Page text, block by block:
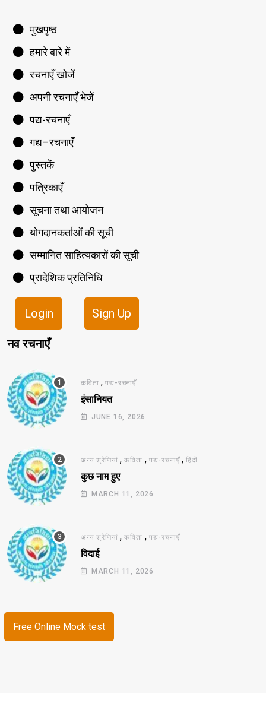
मुखपृष्ठ
हमारे बारे में
रचनाएँ खोजें
अपनी रचनाएँ भेजें
पद्य-रचनाएँ
गद्य–रचनाएँ
पुस्तकें
पत्रिकाएँ
सूचना तथा आयोजन
योगदानकर्ताओं की सूची
सम्मानित साहित्यकारों की सूची
प्रादेशिक प्रतिनिधि
Login Sign Up
नव रचनाएँ
कविता ,पद्य-रचनाएँ
इंसानियत
JUNE 16, 2026
अन्य श्रेणियां ,कविता , पद्य-रचनाएँ,हिंदी
कुछ नाम हुए
MARCH 11, 2026
अन्य श्रेणियां ,कविता , पद्य-रचनाएँ
विदाई
MARCH 11, 2026
Free Online Mock test